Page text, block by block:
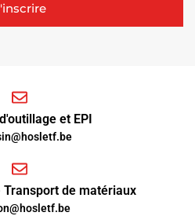
et EPI
de matériaux